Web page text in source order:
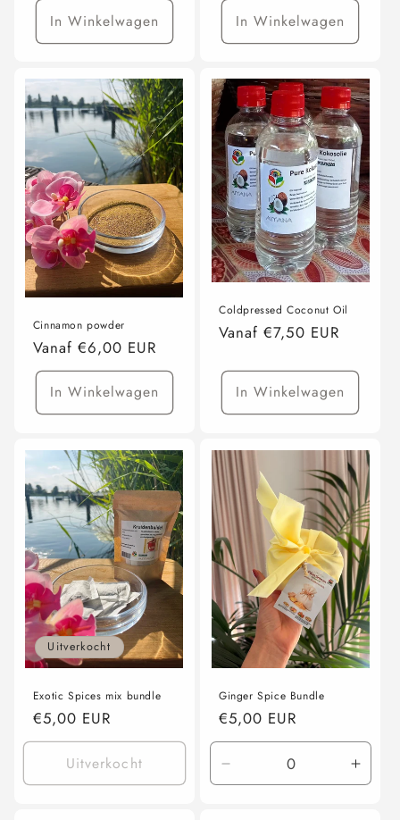
In Winkelwagen In Winkelwagen
Cinnamon powder
Normale
prijs
Vanaf €6,00 EUR
In Winkelwagen
Coldpressed Coconut Oil
Normale
Vanaf €7,50 EUR
In Winkelwagen
Uitverkocht
Exotic Spices mix bundle
Normale
prijs
€5,00 EUR
Uitverkocht
Ginger Spice Bundle
Normale
prijs
€5,00 EUR
verlagen